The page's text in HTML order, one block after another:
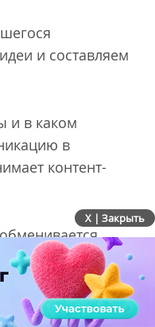
и составляем
и в каком
в
контент-
X | Закрыть